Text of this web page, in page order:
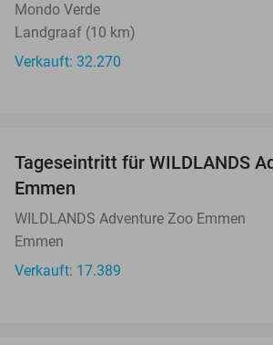
Mondo Verde
Landgraaf (10 km)
Verkauft: 32.270
Tageseintritt für WILDLANDS
Emmen
WILDLANDS Adventure Zoo Emmen
Emmen
Verkauft: 17.389